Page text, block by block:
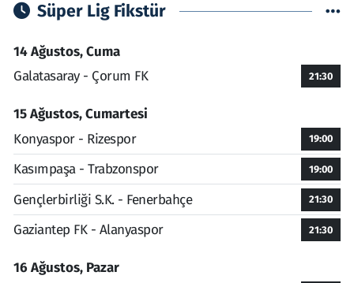
Süper Lig Fikstür
14 Ağustos, Cuma
Galatasaray - Çorum FK
21:30
15 Ağustos, Cumartesi
Konyaspor - Rizespor
19:00
Kasımpaşa - Trabzonspor 19:00
Gençlerbirliği S.K. - Fenerbahçe 21:30
Gaziantep FK - Alanyaspor 21:30
16 Ağustos, Pazar